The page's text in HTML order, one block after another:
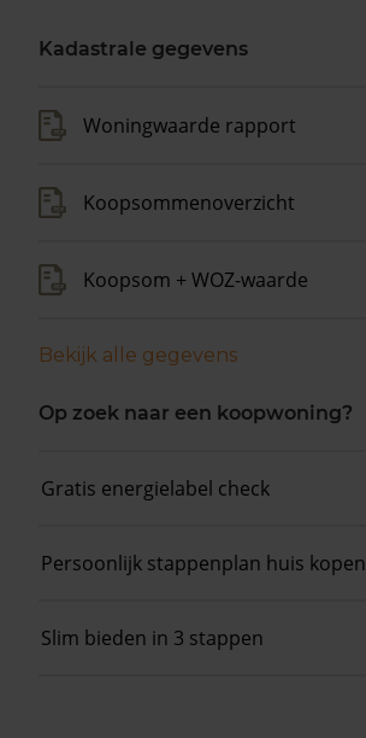
Kadastrale gegevens
Woningwaarde rapport
Koopsommenoverzicht
Koopsom + WOZ-waarde
Bekijk alle gegevens
Op zoek naar een koopwoning?
Gratis energielabel check
Persoonlijk stappenplan huis kopen
Slim bieden in 3 stappen